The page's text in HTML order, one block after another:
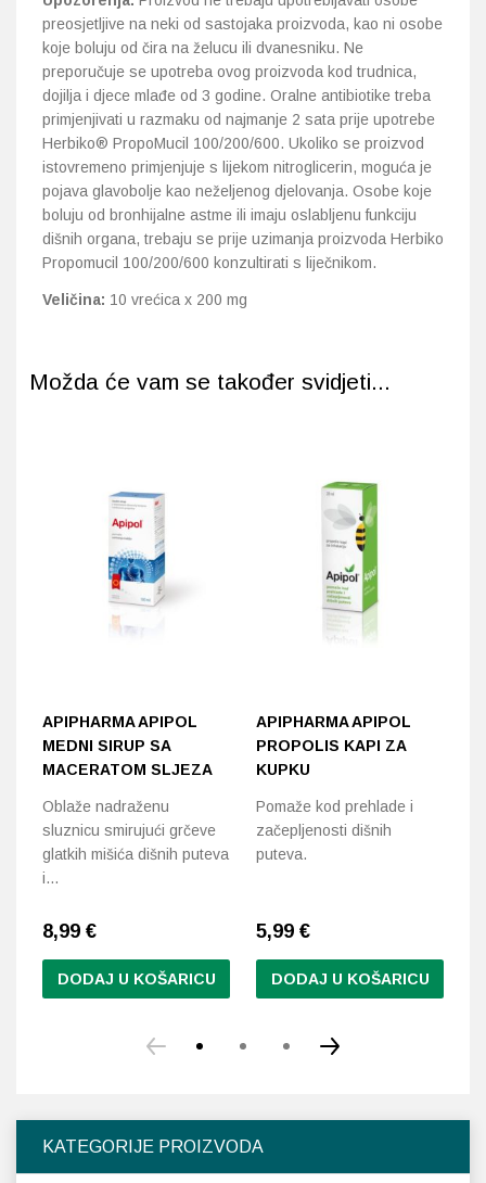
KATEGORIJE PROIZVODA
preosjetljive na neki od sastojaka proizvoda, kao ni osobe
koje boluju od čira na želucu ili dvanesniku. Ne
preporučuje se upotreba ovog proizvoda kod trudnica,
dojilja i djece mlađe od 3 godine. Oralne antibiotike treba
primjenjivati u razmaku od najmanje 2 sata prije upotrebe
Herbiko® PropoMucil 100/200/600. Ukoliko se proizvod
istovremeno primjenjuje s lijekom nitroglicerin, moguća je
pojava glavobolje kao neželjenog djelovanja. Osobe koje
boluju od bronhijalne astme ili imaju oslabljenu funkciju
dišnih organa, trebaju se prije uzimanja proizvoda Herbiko
Propomucil 100/200/600 konzultirati s liječnikom.
Veličina: 10 vrećica x 200 mg
Možda će vam se također svidjeti...
APIPHARMA APIPOL
MEDNI SIRUP SA
MACERATOM SLJEZA
Oblaže nadraženu
sluznicu smirujući grčeve
glatkih mišića dišnih puteva
i…
8,99 €
DODAJ U KOŠARICU
APIPHARMA APIPOL
PROPOLIS KAPI ZA
KUPKU
Pomaže kod prehlade i
začepljenosti dišnih
puteva.
5,99 €
DODAJ U KOŠARICU